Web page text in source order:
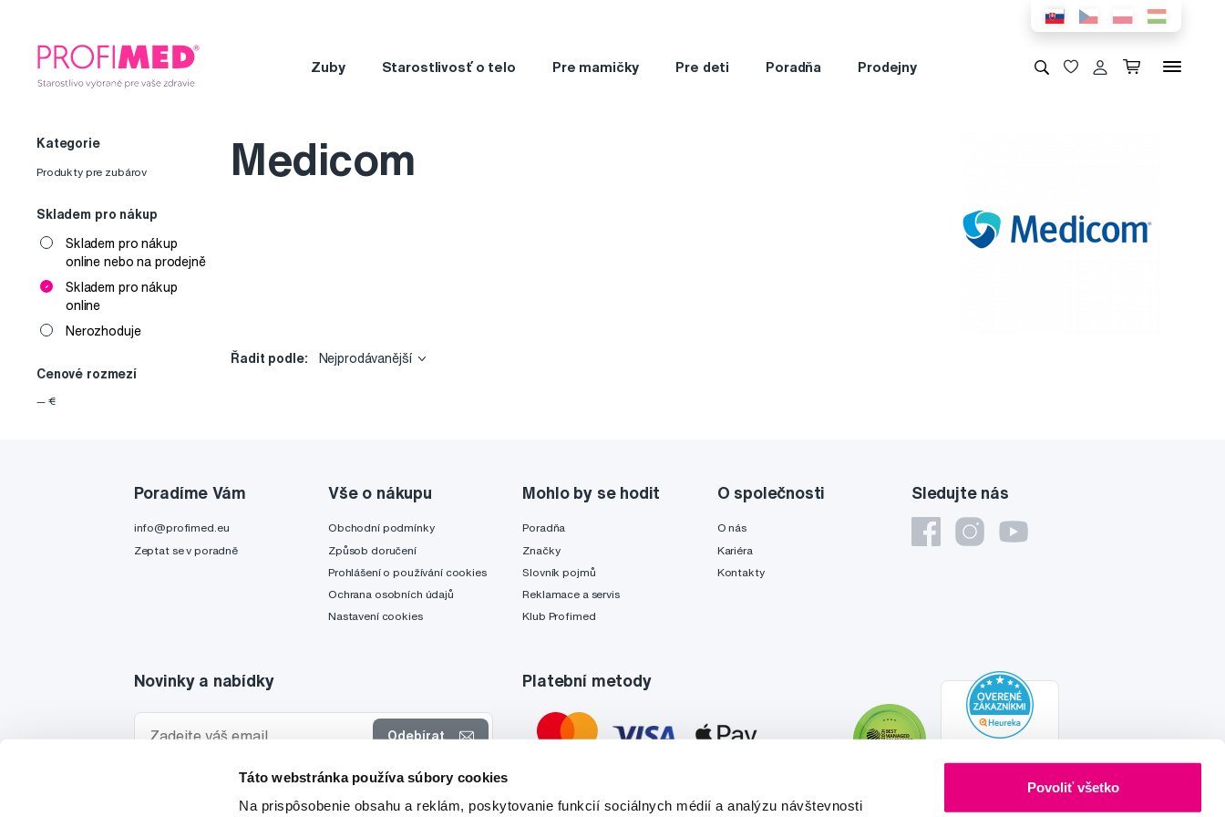
Táto webstránka používa súbory cookies
Na prispôsobenie obsahu a reklám, poskytovanie funkcií sociálnych médií a analýzu návštevnosti
Povoliť všetko
Zuby Starostlivosť o telo Pre mamičky Pre deti Poradňa Prodejny
Kategorie
Produkty pre zubárov
Skladem pro nákup
Skladem pro nákup
online nebo na prodejně
Skladem pro nákup
online
Nerozhoduje
Cenové rozmezí
—€
Medicom
Řadit podle: Nejprodávanější
Sledujte nás
Poradíme Vám
info@profimed.eu
Zeptat se v poradně
Vše o nákupu
Obchodní podmínky
Způsob doručení
Prohlášení o používání cookies
Ochrana osobních údajů
Nastavení cookies
Mohlo by se hodit
Poradňa
Značky
Slovník pojmů
Reklamace a servis
Klub Profimed
O společnosti
O nás
Kariéra
Kontakty
Novinky a nabídky
Odebírat
zpracováním osobních údajůpro tyto účely.
Platební metody